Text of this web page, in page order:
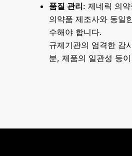
품질 관리: 제네릭 의
의약품 제조사와 동일
수해야 합니다.
규제기관의 엄격한 감
분, 제품의 일관성 등